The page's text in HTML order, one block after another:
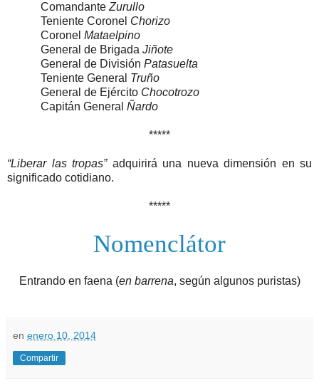
ComandanteZurullo
Teniente Coronel Chorizo
CoronelMataelpino
General de BrigadaJiñote
General de DivisiónPatasuelta
Teniente General Truño
General de Ejército Chocotrozo
Capitán GeneralÑardo
*****
“Liberar las tropas”adquirirá una nueva dimensión en su
significado cotidiano.
*****
Nomenclátor
Entrando en faena (en barrena, según algunos puristas)
en enero 10, 2014
Compartir